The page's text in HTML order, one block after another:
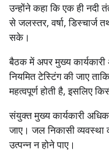
उन्होंने कहा कि एक ही नदी
से जलस्तर, वर्षा, डिस्चार्ज
सके।
बैठक में अपर मुख्य कार्यकारी
नियमित टेस्टिंग की जाए
महत्वपूर्ण होती है, इसलिए
संयुक्त मुख्य कार्यकारी
जाए। जल निकासी व्यवस्था
उत्पन्न न होने पाए।